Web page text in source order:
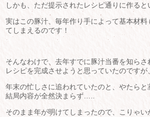
しかも、ただ提示されたレシピ通りに作る
実はこの豚汁、毎年作り手によって基本材
てしまえるのです！
そんなわけで、去年すでに豚汁当番を知らさ
レシピを完成させようと思っていたのですが
年末の忙しさに追われていたのと、やたらと
結局内容が全然決まらず…..
そのまま年が明けてしまったので、こりゃい